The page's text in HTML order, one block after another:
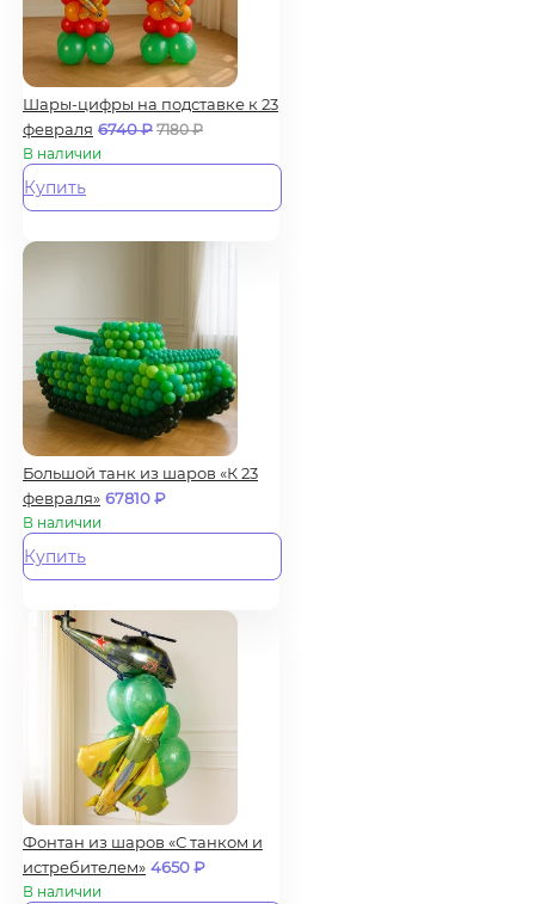
Шары-цифры на подставке к 23
февраля 6740₽ 7180₽
В наличии
Купить
Большой танк из шаров «К 23
февраля» 67810₽
В наличии
Купить
Фонтан из шаров «С танком и
истребителем» 4650₽
В наличии